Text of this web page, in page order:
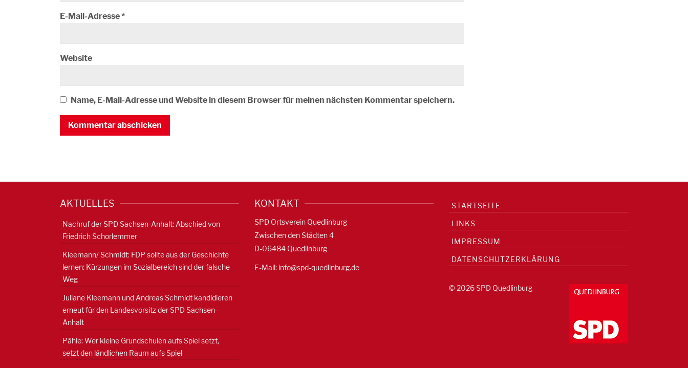
E-Mail-Adresse*
Website
Name, E-Mail-Adresse und Website in diesem Browser für meinen nächsten Kommentar speichern.
AKTUELLES
Nachruf der SPD Sachsen-Anhalt: Abschied von
Friedrich Schorlemmer
Kleemann/ Schmidt: FDP sollte aus der Geschichte
lernen: Kürzungen im Sozialbereich sind der falsche
Weg
Juliane Kleemann und Andreas Schmidt kandidieren
erneut für den Landesvorsitz der SPD Sachsen-
Anhalt
Pähle: Wer kleine Grundschulen aufs Spiel setzt,
setzt den ländlichen Raum aufs Spiel
KONTAKT
SPD Ortsverein Quedlinburg
Zwischen den Städten 4
D-06484 Quedlinburg
E-Mail: info@spd-quedlinburg.de
STARTSEITE
LINKS
IMPRESSUM
DATENSCHUTZERKLÄRUNG
© 2026 SPD Quedlinburg